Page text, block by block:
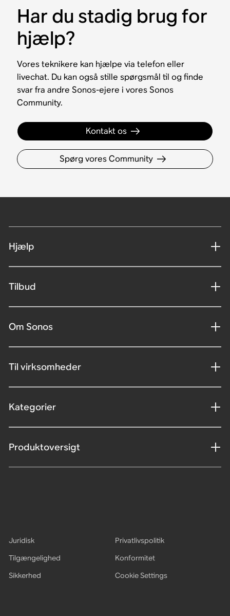
Har du stadig brug for
hjælp?
Vores teknikere kan hjælpe via telefon eller
livechat. Du kan også stille spørgsmål til og finde
svar fra andre Sonos-ejere i vores Sonos
Community.
Kontakt os
Spørg vores Community
Hjælp
Tilbud
Om Sonos
Til virksomheder
Kategorier
Produktoversigt
Juridisk
Privatlivspolitik
Tilgængelighed
Konformitet
Sikkerhed
Cookie Settings